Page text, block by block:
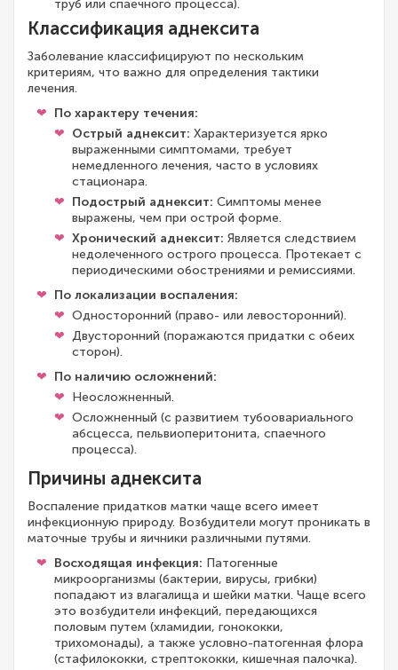
труб или спаечного процесса).
Классификация аднексита
Заболевание классифицируют по нескольким
критериям, что важно для определения тактики
лечения.
По характеру течения:
Острый аднексит: Характеризуется ярко
выраженными симптомами, требует
немедленного лечения, часто в условиях
стационара.
Подострый аднексит: Симптомы менее
выражены, чем при острой форме.
Хронический аднексит: Является следствием
недолеченного острого процесса. Протекает с
периодическими обострениями и ремиссиями.
По локализации воспаления:
Односторонний (право- или левосторонний).
Двусторонний (поражаются придатки с обеих
сторон).
По наличию осложнений:
Неосложненный.
Осложненный (с развитием тубоовариального
абсцесса, пельвиоперитонита, спаечного
процесса).
Причины аднексита
Воспаление придатков матки чаще всего имеет
инфекционную природу. Возбудители могут проникать в
маточные трубы и яичники различными путями.
Восходящая инфекция: Патогенные
микроорганизмы (бактерии, вирусы, грибки)
попадают из влагалища и шейки матки. Чаще всего
это возбудители инфекций, передающихся
половым путем (хламидии, гонококки,
трихомонады), а также условно-патогенная флора
(стафилококки, стрептококки, кишечная палочка).